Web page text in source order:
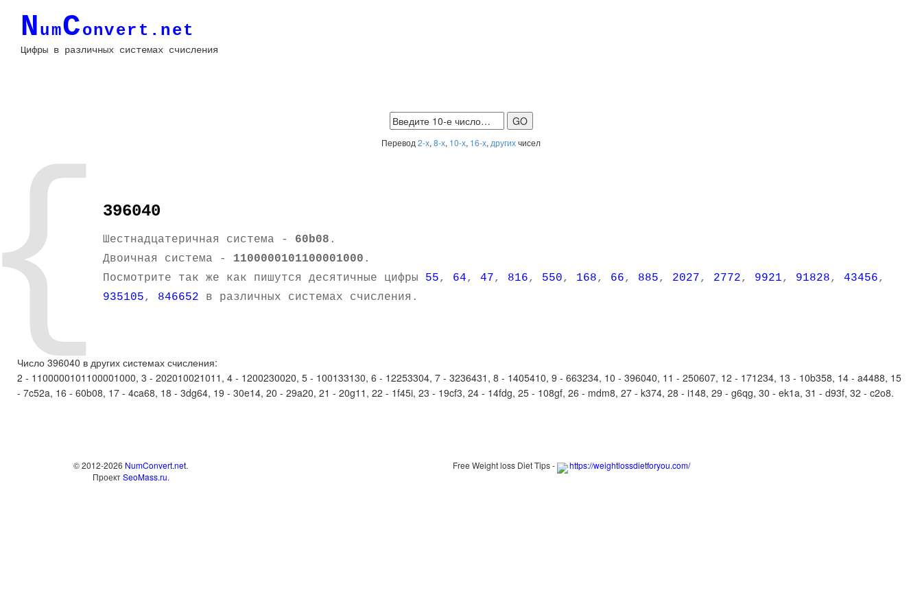
NumConvert.net
Цифры в различных системах счисления
Перевод 2-х, 8-х, 10-х, 16-х, другихчисел
396040
Шестнадцатеричная система - 60b08 .
Двоичная система - 1100000101100001000 .
Посмотрите так же как пишутся десятичные цифры 55, 64, 47, 816, 550, 168, 66, 885, 2027, 2772, 9921, 91828, 43456,
935105, 846652 в различных системах счисления.
Число 396040 в других системах счисления:
2 - 1100000101100001000, 3 - 202010021011, 4 - 1200230020, 5 - 100133130, 6 - 12253304, 7 - 3236431, 8 - 1405410, 9 - 663234, 10 - 396040, 11 - 250607, 12 - 171234, 13 - 10b358, 14 - a4488, 15
- 7c52a, 16 - 60b08, 17 - 4ca68, 18 - 3dg64, 19 - 30e14, 20 - 29a20, 21 - 20g11, 22 - 1f45i, 23 - 19cf3, 24 - 14fdg, 25 - 108gf, 26 - mdm8, 27 - k374, 28 - i148, 29 - g6qg, 30 - ek1a, 31 - d93f, 32 - c2o8.
© 2012-2026 NumConvert.net.
ПроектSeoMass.ru.
Free Weight loss Diet Tips - https://weightlossdietforyou.com/